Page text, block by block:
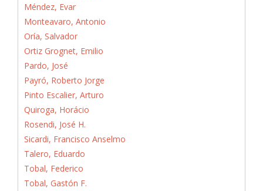
Méndez, Evar
Monteavaro, Antonio
Oría, Salvador
Ortiz Grognet, Emilio
Pardo, José
Payró, Roberto Jorge
Pinto Escalier, Arturo
Quiroga, Horácio
Rosendi, José H.
Sicardi, Francisco Anselmo
Talero, Eduardo
Tobal, Federico
Tobal, Gastón F.